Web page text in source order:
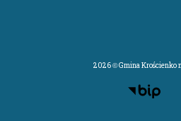
2026 © Gmina Krościenko